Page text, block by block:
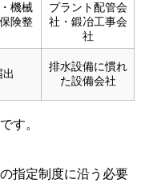
機械
険整
プラント配管会
社・鍛冶工事会
社
排水設備に慣れ
た設備会社
す。
指定制度に沿う必要